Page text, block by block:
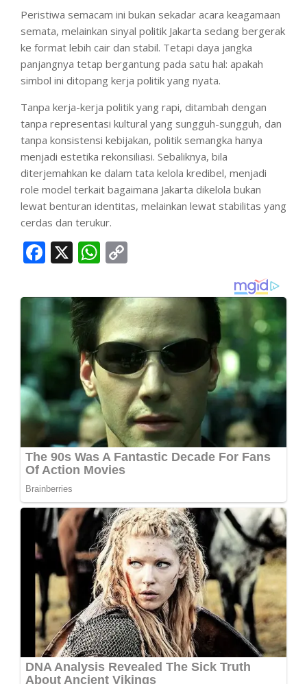
Peristiwa semacam ini bukan sekadar acara keagamaan
semata, melainkan sinyal politik Jakarta sedang bergerak
ke format lebih cair dan stabil. Tetapi daya jangka
panjangnya tetap bergantung pada satu hal: apakah
simbol ini ditopang kerja politik yang nyata.
Tanpa kerja-kerja politik yang rapi, ditambah dengan
tanpa representasi kultural yang sungguh-sungguh, dan
tanpa konsistensi kebijakan, politik semangka hanya
menjadi estetika rekonsiliasi. Sebaliknya, bila
diterjemahkan ke dalam tata kelola kredibel, menjadi
role model terkait bagaimana Jakarta dikelola bukan
lewat benturan identitas, melainkan lewat stabilitas yang
cerdas dan terukur.
Facebook
X WhatsApp